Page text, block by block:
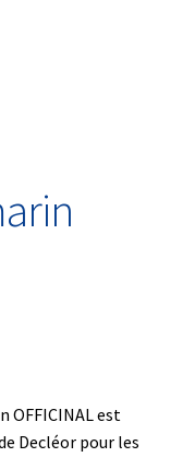
OFFICINAL est
Decléor pour les